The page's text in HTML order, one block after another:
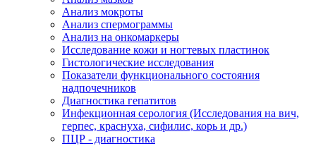
Анализ мокроты
Анализ спермограммы
Анализ на онкомаркеры
Исследование кожи и ногтевых пластинок
Гистологические исследования
Показатели функционального состояния
надпочечников
Диагностика гепатитов
Инфекционная серология (Исследования на вич,
герпес, краснуха, сифилис, корь и др.)
ПЦР - диагностика